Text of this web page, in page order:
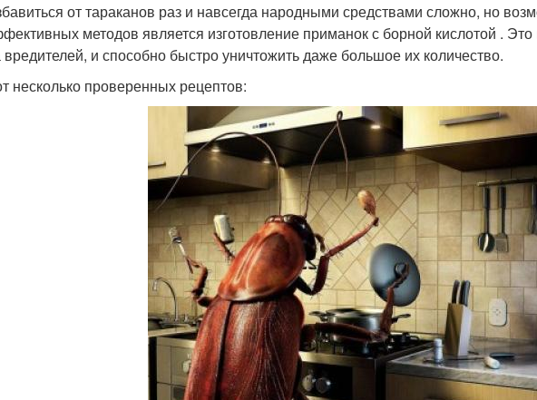
от тараканов раз и навсегда народными средствами сложно, но
методов является изготовление приманок с борной кислотой . Это
вредителей, и способно быстро уничтожить даже большое их количество.
несколько проверенных рецептов: